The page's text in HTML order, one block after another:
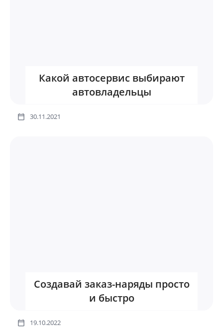
Какой автосервис выбирают
автовладельцы
30.11.2021
Создавай заказ-наряды просто
и быстро
19.10.2022